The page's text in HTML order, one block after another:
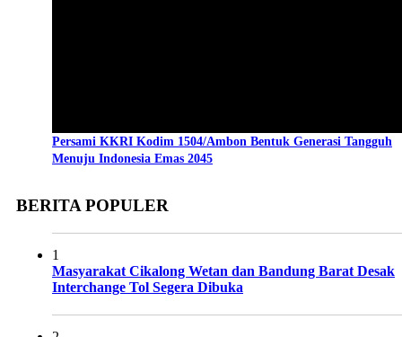
Persami KKRI Kodim 1504/Ambon Bentuk Generasi Tangguh
Menuju Indonesia Emas 2045
BERITA POPULER
1
Masyarakat Cikalong Wetan dan Bandung Barat Desak
Interchange Tol Segera Dibuka